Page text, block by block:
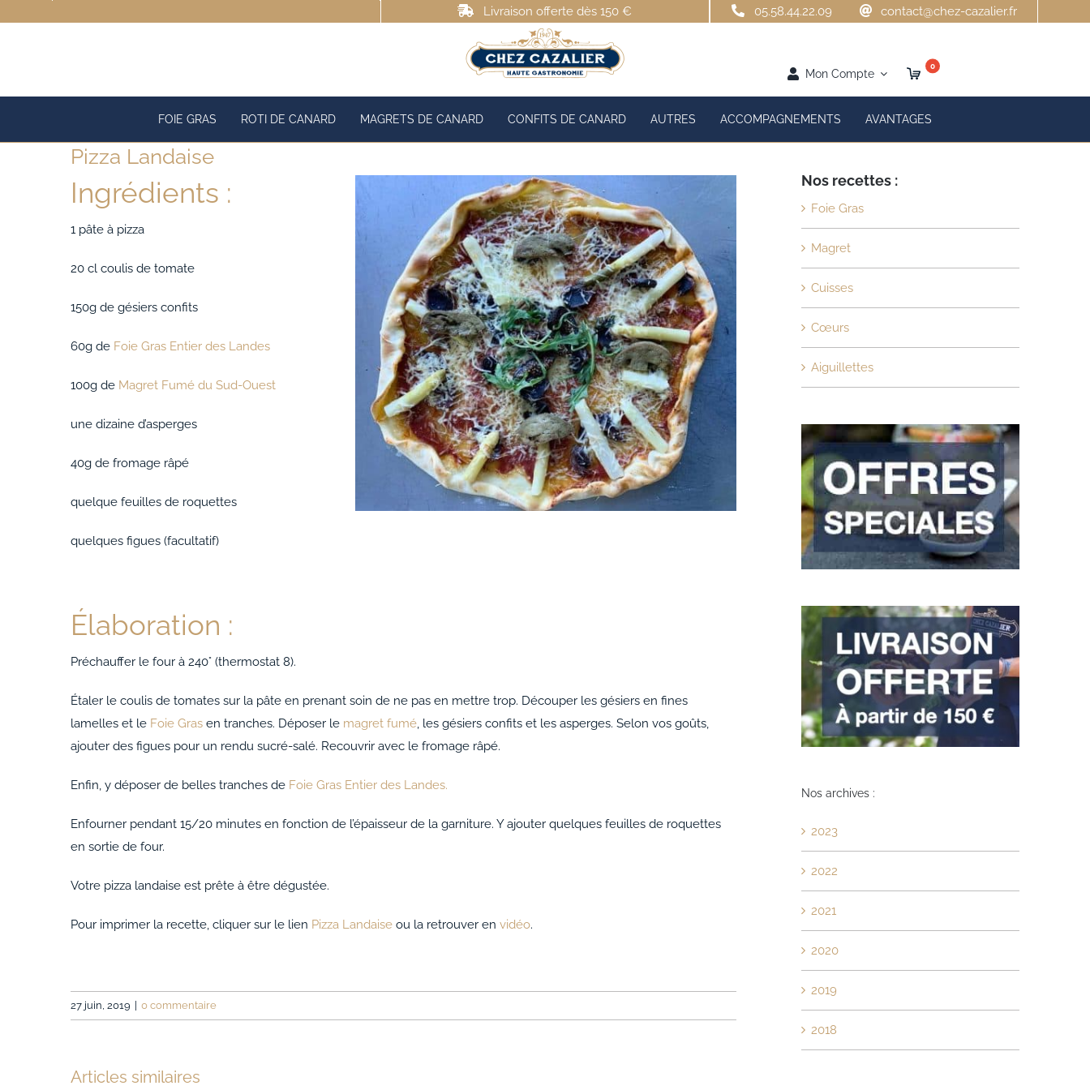
Livraison offerte dès 150 € 05.58.44.22.09 contact@chez-cazalier.fr
Mon Compte
0
FOIE GRAS ROTI DE CANARD MAGRETS DE CANARD CONFITS DE CANARD AUTRES ACCOMPAGNEMENTS AVANTAGES
Pizza Landaise
Ingrédients :
1 pâte à pizza
20 cl coulis de tomate
150g de gésiers confits
60g de Foie Gras Entier des Landes
100g de Magret Fumé du Sud-Ouest
une dizaine d’asperges
40g de fromage râpé
quelque feuilles de roquettes
quelques figues (facultatif)
Élaboration :
Préchauffer le four à 240° (thermostat 8).
Étaler le coulis de tomates sur la pâte en prenant soin de ne pas en mettre trop. Découper les gésiers en fines
lamelles et le Foie Gras en tranches. Déposer le magret fumé, les gésiers confits et les asperges. Selon vos goûts,
ajouter des figues pour un rendu sucré-salé. Recouvrir avec le fromage râpé.
Enfin, y déposer de belles tranches de Foie Gras Entier des Landes.
Enfourner pendant 15/20 minutes en fonction de l’épaisseur de la garniture. Y ajouter quelques feuilles de roquettes
en sortie de four.
Votre pizza landaise est prête à être dégustée.
Pour imprimer la recette, cliquer sur le lien Pizza Landaise ou la retrouver en vidéo.
27 juin, 2019 | 0 commentaire
Articles similaires
Nos recettes :
Foie Gras
Magret
Cuisses
Cœurs
Aiguillettes
Nos archives :
2023
2022
2021
2020
2019
2018